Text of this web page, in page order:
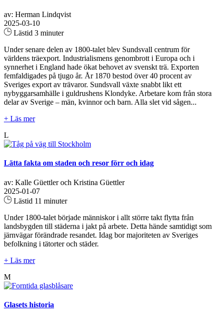
av: Herman Lindqvist
2025-03-10
Lästid 3 minuter
Under senare delen av 1800-talet blev Sundsvall centrum för
världens träexport. Industrialismens genombrott i Europa och i
synnerhet i England hade ökat behovet av svenskt trä. Exporten
femfaldigades på tjugo år. År 1870 bestod över 40 procent av
Sveriges export av trävaror. Sundsvall växte snabbt likt ett
nybyggarsamhälle i guldrushens Klondyke. Arbetare kom från stora
delar av Sverige – män, kvinnor och barn. Alla slet vid sågen...
+ Läs mer
L
Lätta fakta om staden och resor förr och idag
av: Kalle Güettler och Kristina Güettler
2025-01-07
Lästid 11 minuter
Under 1800-talet började människor i allt större takt flytta från
landsbygden till städerna i jakt på arbete. Detta hände samtidigt som
järnvägar förändrade resandet. Idag bor majoriteten av Sveriges
befolkning i tätorter och städer.
+ Läs mer
M
Glasets historia